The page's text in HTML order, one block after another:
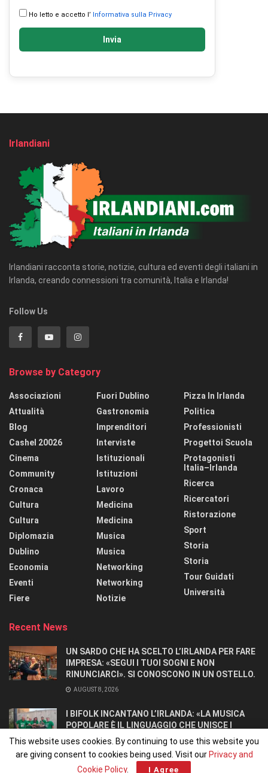
Ho letto e accetto l’ Informativa sulla Privacy
Invia
Irlandiani
Irlandiani racconta storie, notizie, cultura ed eventi degli italiani in
Irlanda, creando connessioni tra comunità, Italia e Irlanda!
Follow Us
Browse by Category
Associazioni
Attualità
Blog
Cashel 20026
Cinema
Community
Cronaca
Cultura
Cultura
Diplomazia
Dublino
Economia
Eventi
Fiere
Fuori Dublino
Gastronomia
Imprenditori
Interviste
Istituzionali
Istituzioni
Lavoro
Medicina
Medicina
Musica
Musica
Networking
Networking
Notizie
Pizza In Irlanda
Politica
Professionisti
Progettoi Scuola
Protagonisti
Italia–Irlanda
Ricerca
Ricercatori
Ristorazione
Sport
Storia
Storia
Tour Guidati
Università
Recent News
UN SARDO CHE HA SCELTO L’IRLANDA PER FARE
IMPRESA: «SEGUI I TUOI SOGNI E NON
RINUNCIARCI». SI CONOSCONO IN UN OSTELLO.
AUGUST 8, 2026
I BIFOLK INCANTANO L’IRLANDA: «LA MUSICA
POPOLARE È IL LINGUAGGIO CHE UNISCE I
POPOLI»
JULY 31, 2026
This website uses cookies. By continuing to use this website you
are giving consent to cookies being used. Visit our Privacy and
Cookie Policy. I Agree